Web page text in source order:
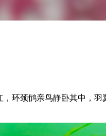
环颈鸻亲鸟静卧其中，